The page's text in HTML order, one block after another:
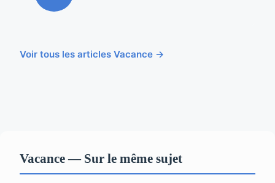
Voir tous les articles Vacance →
Vacance — Sur le même sujet